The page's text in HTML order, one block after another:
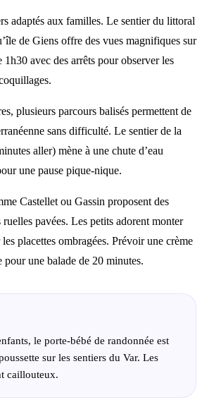
adaptés aux familles. Le sentier du littoral
de Giens offre des vues magnifiques sur
avec des arrêts pour observer les
plusieurs parcours balisés permettent de
sans difficulté. Le sentier de la
aller) mène à une chute d’eau
une pause pique-nique.
Castellet ou Gassin proposent des
ruelles pavées. Les petits adorent monter
placettes ombragées. Prévoir une crème
pour une balade de 20 minutes.
le porte-bébé de randonnée est
sur les sentiers du Var. Les
caillouteux.